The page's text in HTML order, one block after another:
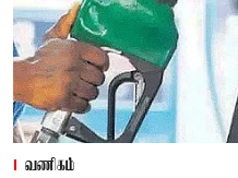
வணிகம்